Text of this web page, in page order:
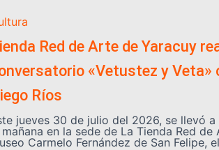
Red de Arte de Yaracuy
«Vetustez y Veta»
Ríos
jueves 30 de julio del 2026, se llevó
en la sede de La Tienda Red
Carmelo Fernández de San Felipe, el